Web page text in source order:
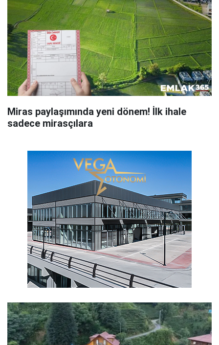
Miras paylaşımında yeni dönem! İlk ihale
sadece mirasçılara